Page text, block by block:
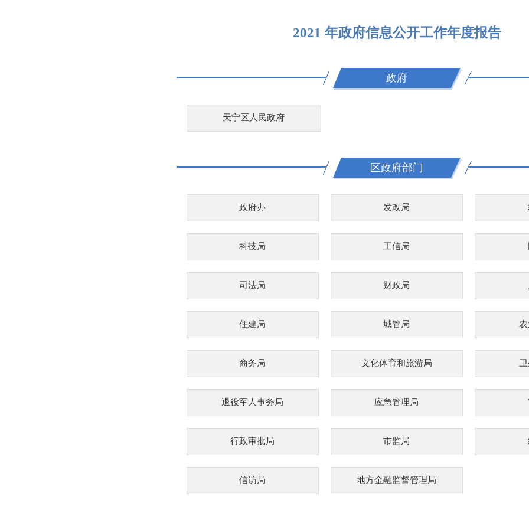
2021 年政府信息公开工作年度报告
政府
天宁区人民政府
区政府部门
政府办 发改局
科技局 工信局
司法局 财政局
住建局 城管局
商务局 文化体育和旅游局
退役军人事务局 应急管理局
行政审批局 市监局
信访局 地方金融监督管理局